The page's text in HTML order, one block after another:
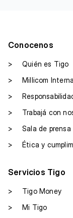
Conocenos
>
Quién es Tigo
>
Millicom
>
>
Trabajá con
>
Sala de prensa
>
Ética y
Servicios Tigo
>
Tigo Money
>
Mi Tigo